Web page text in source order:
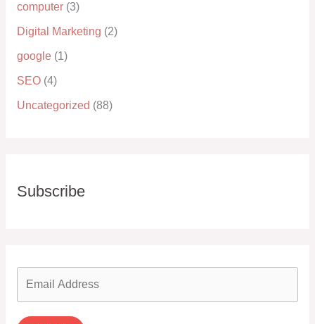
computer(3)
Digital Marketing (2)
google(1)
SEO(4)
Uncategorized (88)
Subscribe